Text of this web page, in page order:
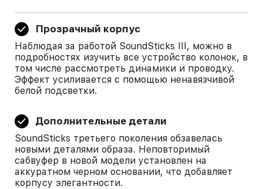
Прозрачный корпус
Наблюдая за работой SoundSticks III, можно в
подробностях изучить все устройство колонок, в
том числе рассмотреть динамики и проводку.
Эффект усиливается с помощью ненавязчивой
белой подсветки.
Дополнительные детали
SoundSticks третьего поколения обзавелась
новыми деталями образа. Неповторимый
сабвуфер в новой модели установлен на
аккуратном черном основании, что добавляет
корпусу элегантности.